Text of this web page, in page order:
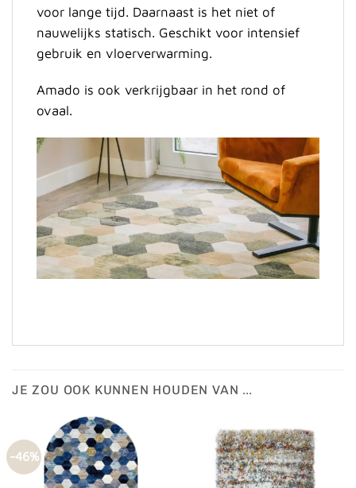
voor lange tijd. Daarnaast is het niet of
nauwelijks statisch. Geschikt voor intensief
gebruik en vloerverwarming.
Amado is ook verkrijgbaar in het rond of
ovaal.
JE ZOU OOK KUNNEN HOUDEN VAN …
-46%